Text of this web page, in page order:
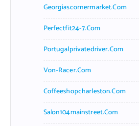
Georgiascornermarket.com
Perfectfit24-7.com
Portugalprivatedriver.com
Von-Racer.com
Coffeeshopcharleston.com
Salon104mainstreet.com